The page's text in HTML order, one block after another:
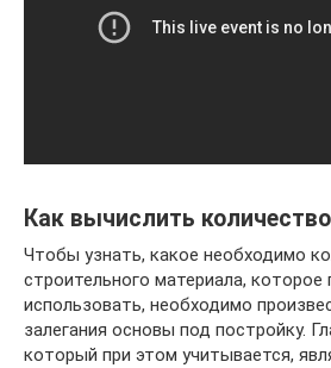
Как вычислить
Чтобы узнать, какое необходимо
строительного материала, которое
использовать, необходимо
залегания основы под постройку.
который при этом учитывается,